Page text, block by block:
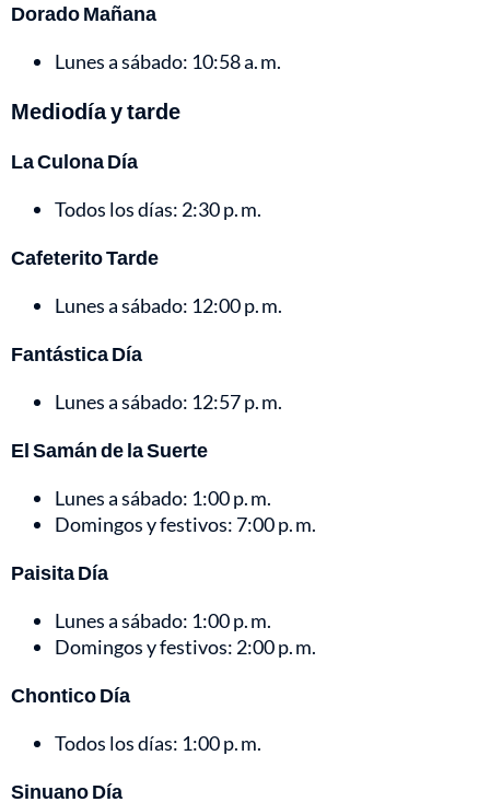
Dorado Mañana
Lunes a sábado: 10:58 a. m.
Mediodía y tarde
La Culona Día
Todos los días: 2:30 p. m.
Cafeterito Tarde
Lunes a sábado: 12:00 p. m.
Fantástica Día
Lunes a sábado: 12:57 p. m.
El Samán de la Suerte
Lunes a sábado: 1:00 p. m.
Domingos y festivos: 7:00 p. m.
Paisita Día
Lunes a sábado: 1:00 p. m.
Domingos y festivos: 2:00 p. m.
Chontico Día
Todos los días: 1:00 p. m.
Sinuano Día